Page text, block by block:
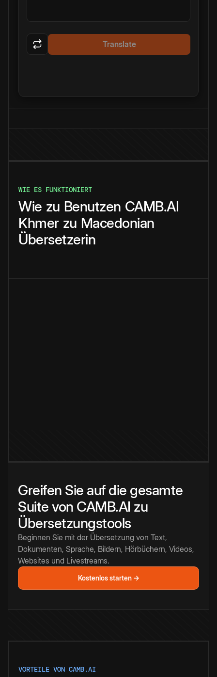
Translate
WIE ES FUNKTIONIERT
Wie zu Benutzen CAMB.AI
Khmer zu Macedonian
Übersetzerin
Greifen Sie auf die gesamte
Suite von CAMB.AI zu
Übersetzungstools
Beginnen Sie mit der Übersetzung von Text,
Dokumenten, Sprache, Bildern, Hörbüchern, Videos,
Websites und Livestreams.
Kostenlos starten →
VORTEILE VON CAMB.AI